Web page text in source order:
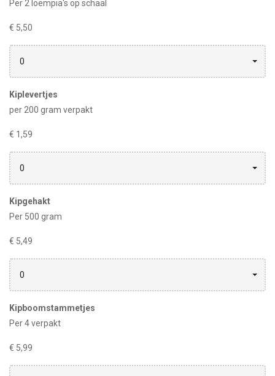
Per 2 loempia's op schaal
€ 5,50
0
Kiplevertjes
per 200 gram verpakt
€ 1,59
0
Kipgehakt
Per 500 gram
€ 5,49
0
Kipboomstammetjes
Per 4 verpakt
€ 5,99